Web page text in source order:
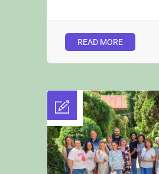
READ MORE